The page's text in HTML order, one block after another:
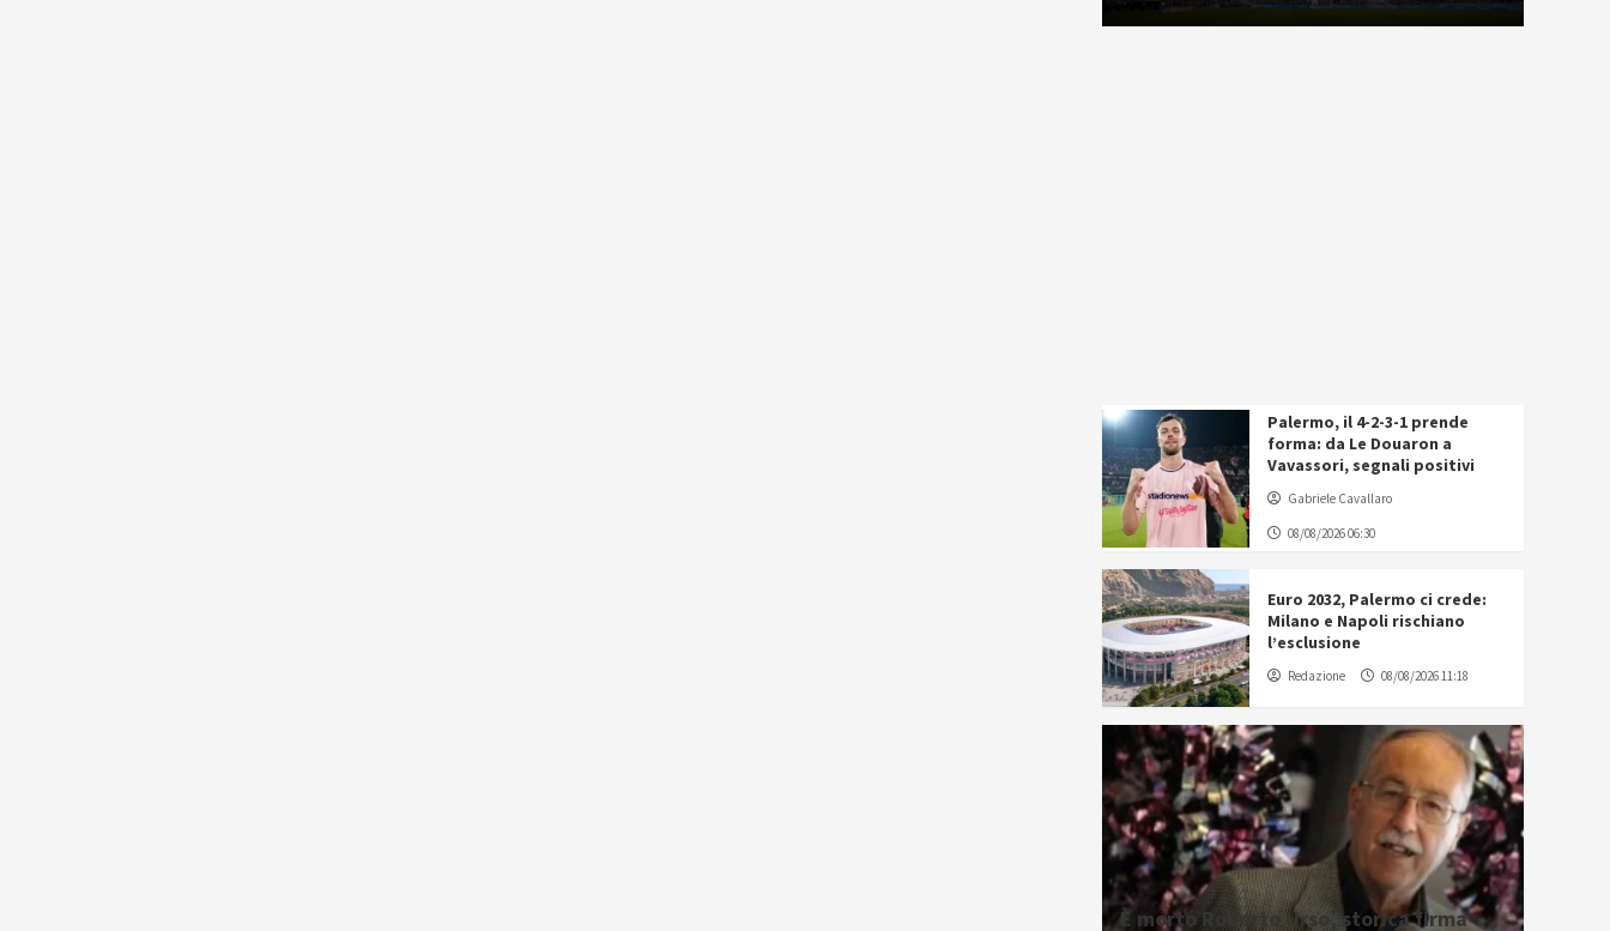
Palermo, il 4-2-3-1 prende
forma: da Le Douaron a
Vavassori, segnali positivi
Gabriele Cavallaro
08/08/2026 06:30
Euro 2032, Palermo ci crede:
Milano e Napoli rischiano
l’esclusione
Redazione 08/08/2026 11:18
È morto Roberto Urso, storica firma